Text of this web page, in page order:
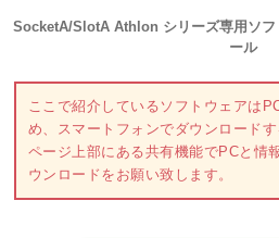
SocketA/SlotA Athlon シリーズ専用ソフ
ール
ここで紹介しているソフトウェアは
め、スマートフォンでダウンロードす
ページ上部にある共有機能でPCと情
ウンロードをお願い致します。